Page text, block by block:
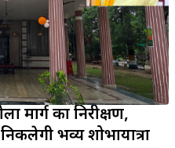
मार्ग का निरीक्षण,
भव्य शोभायात्रा